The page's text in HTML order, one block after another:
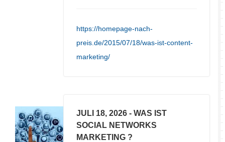
https://homepage-nach-
preis.de/2015/07/18/was-ist-content-
marketing/
JULI 18, 2026 - WAS IST
SOCIAL NETWORKS
MARKETING ?